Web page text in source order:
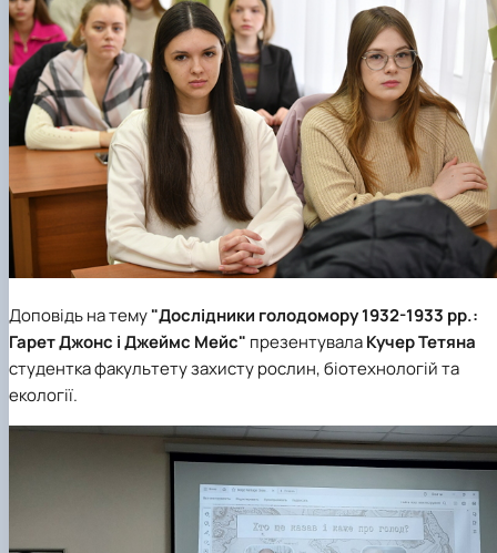
Доповідь на тему"Дослідники голодомору 1932-1933 рр.:
Гарет Джонс і Джеймс Мейс" презентувалаКучер Тетяна
студенткафакультету захисту рослин, біотехнологій та
екології.